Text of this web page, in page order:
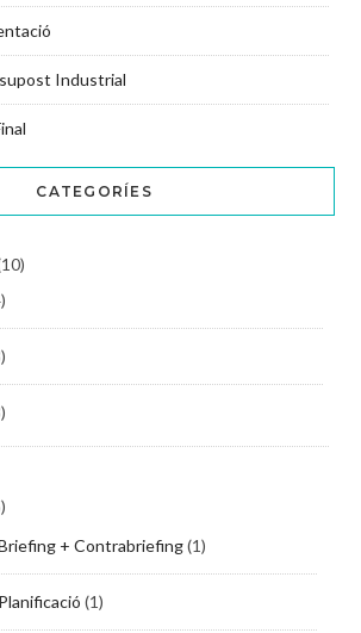
Industrial
CATEGORÍES
+ Contrabriefing(1)
(1)